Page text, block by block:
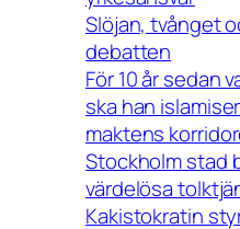
Slöjan, tvånget
debatten
För 10 år sedan
ska han
maktens
Stockholm stad
värdelösa
Kakistokratin